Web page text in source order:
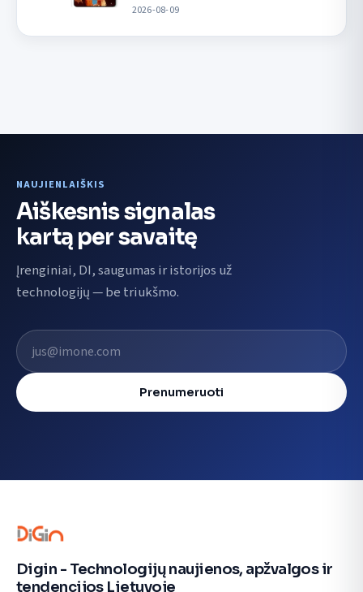
2026-08-09
NAUJIENLAIŠKIS
Aiškesnis signalas
kartą per savaitę
Įrenginiai, DI, saugumas ir istorijos už
technologijų — be triukšmo.
El. pašto adresas
Prenumeruoti
Digin - Technologijų naujienos, apžvalgos ir
tendencijos Lietuvoje